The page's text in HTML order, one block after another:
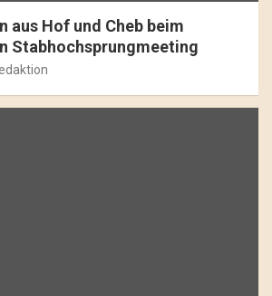
aus Hof und Cheb beim
Stabhochsprungmeeting